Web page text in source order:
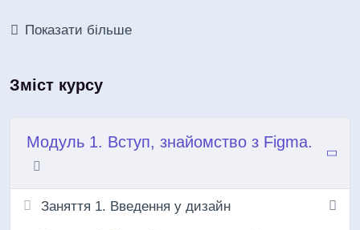
класну упаковку, де кожна деталь знаходиться на
За легендою, раніше це була робота двох окремих
фахівців, але сьогодні світ потребує змін, а ми
як створювати класні веб-сайти (і не тільки).
Робота в ІТ як вона є. Оновлена програма курсу
вчитися працювати у Figma, яка є платформою
Показати більше
Зміст курсу
Модуль 1. Вступ, знайомство з Figma.
Заняття 1. Введення у дизайн